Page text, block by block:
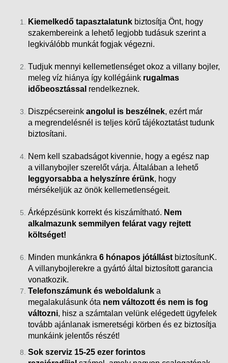
Kiemelkedő tapasztalatunk biztosítja Önt, hogy
szakembereink a lehető legjobb tudásuk szerint a
legkiválóbb munkát fogjak végezni.
Tudjuk mennyi kellemetlenséget okoz a villany bojler,
meleg víz hiánya így kollégáink rugalmas
időbeosztással rendelkeznek.
Diszpécsereink angolul is beszélnek, ezért már
a megrendelésnél is teljes körű tájékoztatást tudunk
biztosítani.
Nem kell szabadságot kivennie, hogy a egész nap
a villanybojler szerelőt várja. Általában a lehető
leggyorsabba a helyszínre érünk, hogy
mérsékeljük az önök kellemetlenségeit.
Árképzésünk korrekt és kiszámítható. Nem
alkalmazunk semmilyen felárat vagy rejtett
költséget!
Minden munkánkra 6 hónapos jótállást biztosítunK.
A villanybojlerekre a gyártó által biztosított garancia
vonatkozik.
Telefonszámunk és weboldalunk a
megalakulásunk óta nem változott és nem is fog
változni, hisz a számtalan velünk elégedett ügyfelek
tovább ajánlanak ismeretségi körben és ez biztosítja
munkáink jelentős részét!
Sok szerviz 15-25 ezer forintos